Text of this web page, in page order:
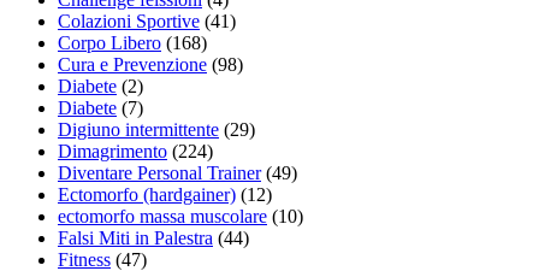
Colazioni Sportive (41)
Corpo Libero (168)
Cura e Prevenzione (98)
Diabete (2)
Diabete (7)
Digiuno intermittente (29)
Dimagrimento (224)
Diventare Personal Trainer(49)
Ectomorfo (hardgainer) (12)
ectomorfo massa muscolare (10)
Falsi Miti in Palestra (44)
Fitness (47)